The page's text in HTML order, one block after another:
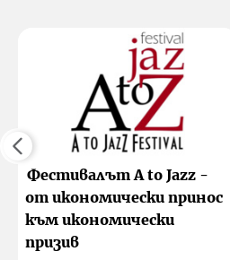
Фестивалът A to Jazz -
от икономически принос
към икономически
призив